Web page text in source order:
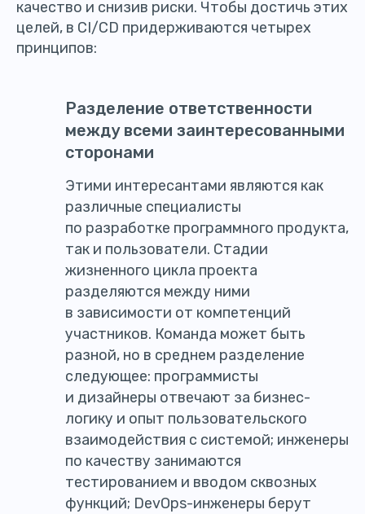
качество и снизив риски. Чтобы достичь этих
целей, в CI/CD придерживаются четырех
принципов:
Разделение ответственности
между всеми заинтересованными
сторонами
Этими интересантами являются как
различные специалисты
по разработке программного продукта,
так и пользователи. Стадии
жизненного цикла проекта
разделяются между ними
в зависимости от компетенций
участников. Команда может быть
разной, но в среднем разделение
следующее: программисты
и дизайнеры отвечают за бизнес-
логику и опыт пользовательского
взаимодействия с системой; инженеры
по качеству занимаются
тестированием и вводом сквозных
функций; DevOps-инженеры берут